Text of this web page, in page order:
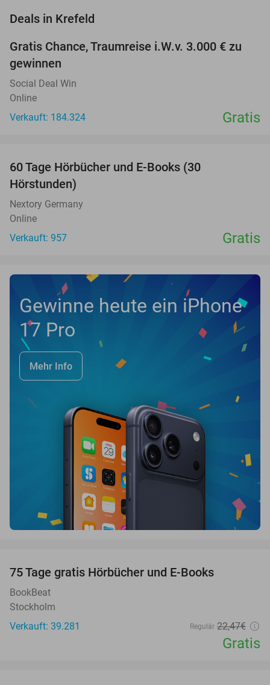
Deals in Krefeld
Gratis Chance, Traumreise i.W.v. 3.000 € zu
gewinnen
Social Deal Win
Online
Verkauft: 184.324
Gratis
60 Tage Hörbücher und E-Books (30
Hörstunden)
Nextory Germany
Online
Verkauft: 957
Gratis
Gewinne heute ein iPhone
17 Pro
Mehr Info
75 Tage gratis Hörbücher und E-Books
BookBeat
Stockholm
Verkauft: 39.281
Regulär 22,47€
Gratis